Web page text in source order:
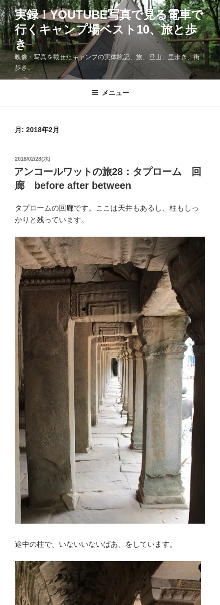
コ
ン
テ
ン
ツ
へ
ス
実録！YOUTUBE写真で見る電車で
行くキャンプ場ベスト10、旅と歩
き
映像・写真を載せたキャンプの実体験記、旅、登山、里歩き、街
歩き。
メニュー
月: 2018年2月
投
稿
日:
2018/02/28(水)
アンコールワットの旅28：タプローム 回
廊 before after between
タプロームの回廊です。ここは天井もあるし、柱もしっ
かりと残っています。
途中の柱で、いないいないばあ、をしています。